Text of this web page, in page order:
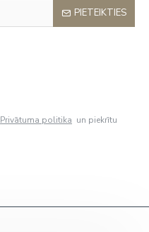
PIETEIKTIES
Privātuma politika un piekrītu